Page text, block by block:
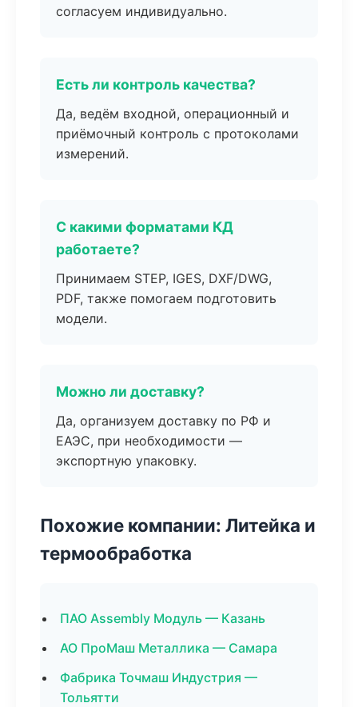
согласуем индивидуально.
Есть ли контроль качества?
Да, ведём входной, операционный и
приёмочный контроль с протоколами
измерений.
С какими форматами КД
работаете?
Принимаем STEP, IGES, DXF/DWG,
PDF, также помогаем подготовить
модели.
Можно ли доставку?
Да, организуем доставку по РФ и
ЕАЭС, при необходимости —
экспортную упаковку.
Похожие компании: Литейка и
термообработка
ПАО Assembly Модуль — Казань
АО ПроМаш Металлика — Самара
Фабрика Точмаш Индустрия —
Тольятти